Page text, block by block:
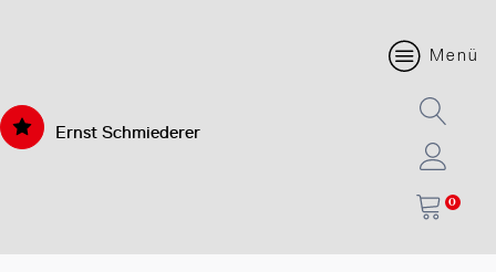
Ernst Schmiederer
Menü
0